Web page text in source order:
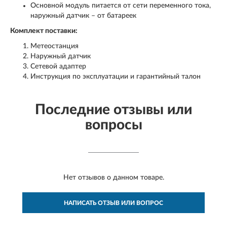
Основной модуль питается от сети переменного тока,
наружный датчик – от батареек
Комплект поставки:
Метеостанция
Наружный датчик
Сетевой адаптер
Инструкция по эксплуатации и гарантийный талон
Последние отзывы или
вопросы
Нет отзывов о данном товаре.
НАПИСАТЬ ОТЗЫВ ИЛИ ВОПРОС